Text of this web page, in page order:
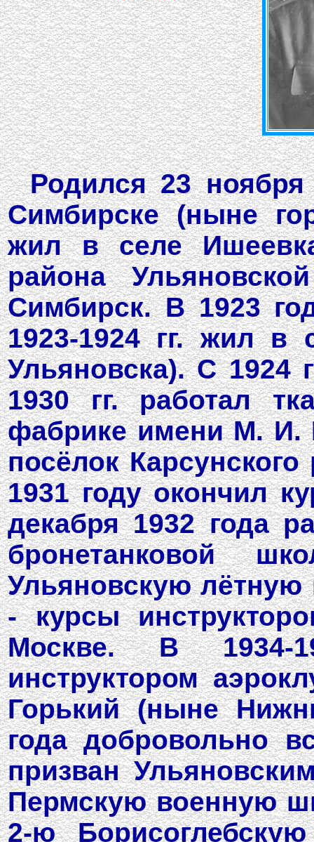
Родился 23
Симбирске (ныне
жил в селе
района
Симбирск. В 1923
1923-1924 гг. жил в
Ульяновска). C 1924
1930 гг. работал
фабрике имени М. И.
посёлок
1931 году окончил
декабря 1932 года
бронетанковой
Ульяновскую лётную
- курсы
Москве. В 1934-
инструктором
Горький (ныне
года добровольно
призван
Пермскую военную
2-ю